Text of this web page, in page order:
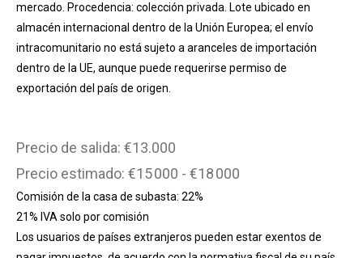
mercado. Procedencia: colección privada. Lote ubicado en
almacén internacional dentro de la Unión Europea; el envío
intracomunitario no está sujeto a aranceles de importación
dentro de la UE, aunque puede requerirse permiso de
exportación del país de origen.
Precio de salida: €13.000
Precio estimado: €15 000 - €18 000
Comisión de la casa de subasta: 22%
21% IVA solo por comisión
Los usuarios de países extranjeros pueden estar exentos de